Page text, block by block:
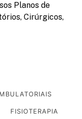
Planos de
Cirúrgicos,
FISIOTERAPIA